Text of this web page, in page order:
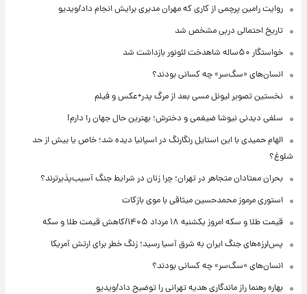
روایت رامین پرچمی از کاری که مهران مدیری برایش انجام داد/ویدیو
تاریخ احتمالی دربی مشخص شد
خواستگار ۵۰ساله شاهدخت لئونور بازداشت شد
انسان‌های «سگ‌سر» چه کسانی بودند؟
نخستین تصویر لیونل مسی بعد از مرگ پدر+عکس و فیلم
سلفی دیدنی نیوشا ضیغمی و دخترش؛ بهترین حال جهان را دارم!
الهام حمیدی با این استایل رنگارنگ در اسپانیا دیده شد؛ خاص یا بیش از حد
شلوغ؟
بحران معتادان متجاهر در تهران؛ چرا زنان در شرایط جنگ آسیب‌پذیرترند؟
استوری مرموز محمدحسین میثاقی با موی بازکات
قیمت طلا و سکه امروز یکشنبه ۱۸ مرداد ۱۴۰۵/کاهش قیمت طلا و سکه
پس‌لرزه‌های جنگ ایران به شرق آسیا رسید؛ زنگ خطر برای ارتش آمریکا
انسان‌های «سگ‌سر» چه کسانی بودند؟
بهاره رهنما راز ماندگاری هدیه تهرانی را توضیح داد/ویدیو